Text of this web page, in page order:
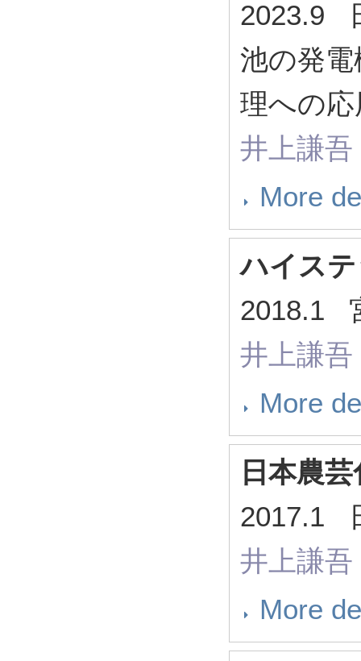
2023.9
池の発
理への
井上謙吾
More
ハイス
2018.1
井上謙吾
More
日本農
2017.1
井上謙吾
More